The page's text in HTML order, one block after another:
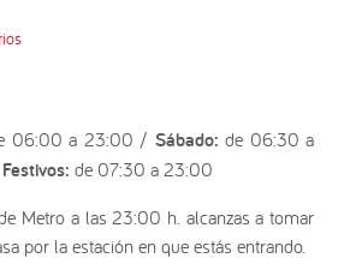
06:00 a 23:00 / Sábado: de 06:30 a
de 07:30 a 23:00
Metro a las 23:00 h. alcanzas a tomar
por la estación en que estás entrando.